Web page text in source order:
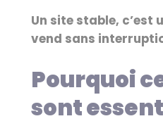
Un site stable, c’est
vend sans
Pourquoi
sont